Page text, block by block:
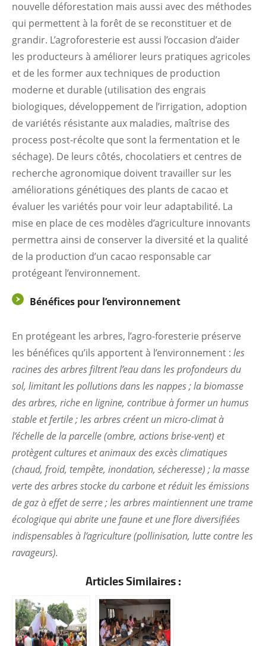
nouvelle déforestation mais aussi avec des méthodes
qui permettent à la forêt de se reconstituer et de
grandir. L’agroforesterie est aussi l’occasion d’aider
les producteurs à améliorer leurs pratiques agricoles
et de les former aux techniques de production
moderne et durable (utilisation des engrais
biologiques, développement de l’irrigation, adoption
de variétés résistante aux maladies, maîtrise des
process post-récolte que sont la fermentation et le
séchage). De leurs côtés, chocolatiers et centres de
recherche agronomique doivent travailler sur les
améliorations génétiques des plants de cacao et
évaluer les variétés pour voir leur adaptabilité. La
mise en place de ces modèles d’agriculture innovants
permettra ainsi de conserver la diversité et la qualité
de la production d’un cacao responsable car
protégeant l’environnement.
Bénéfices pour l’environnement
En protégeant les arbres, l’agro-foresterie préserve
les bénéfices qu’ils apportent à l’environnement : les
racines des arbres filtrent l’eau dans les profondeurs du
sol, limitant les pollutions dans les nappes ; la biomasse
des arbres, riche en lignine, contribue à former un humus
stable et fertile ; les arbres créent un micro-climat à
l’échelle de la parcelle (ombre, actions brise-vent) et
protègent cultures et animaux des excès climatiques
(chaud, froid, tempête, inondation, sécheresse) ; la masse
verte des arbres stocke du carbone et réduit les émissions
de gaz à effet de serre ; les arbres maintiennent une trame
écologique qui abrite une faune et une flore diversifiées
indispensables à l’agriculture (pollinisation, lutte contre les
ravageurs).
Articles Similaires :